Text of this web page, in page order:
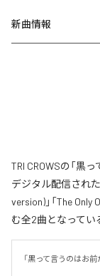
新曲情報
TRI CROWSの「黒
デジタル配信され
version)」「The Only
む全2曲となってい
「黒って言うのはお前